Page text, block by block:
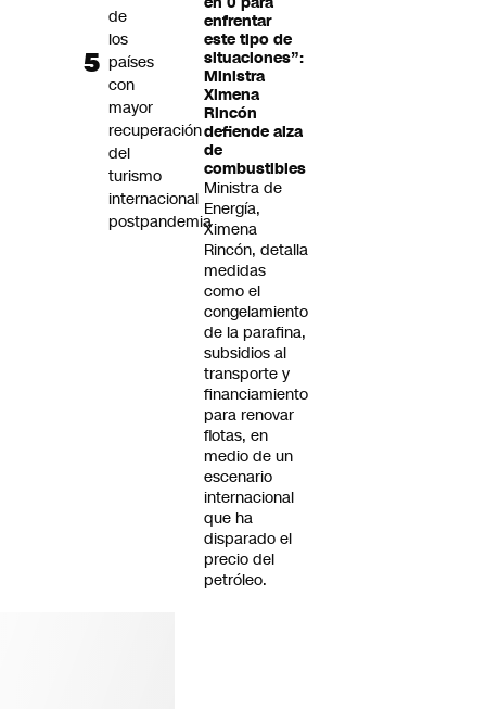
enfrentar
este tipo de
situaciones”:
Ministra
Ximena
Rincón
defiende alza
de
combustibles
Ministra de
Energía,
Ximena
Rincón, detalla
medidas
como el
congelamiento
de la parafina,
subsidios al
transporte y
financiamiento
para renovar
flotas, en
medio de un
escenario
internacional
que ha
disparado el
precio del
petróleo.
de
los
países
con
mayor
recuperación
del
turismo
internacional
postpandemia